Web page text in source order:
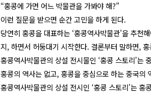
“홍콩에 가면 어느 박물관을 가봐야 해?”
이런 질문을 받으면 순간 고민을 하게 된다.
당연히 홍콩을 대표하는 ‘홍콩역사박물관’을 추
지, 하면서 허둥대기 시작한다. 결론부터 말하면,
홍콩역사박물관의 상설 전시물인 ‘홍콩 스토리’는
홍콩의 역사는 없고, 홍콩을 중심으로 하는 중국의
홍콩역사박물관의 상설 전시인 ‘홍콩 스토리’는 홍